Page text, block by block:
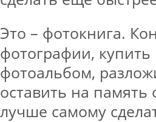
Это – фотокнига.
фотографии,
фотоальбом,
оставить на
лучше самому